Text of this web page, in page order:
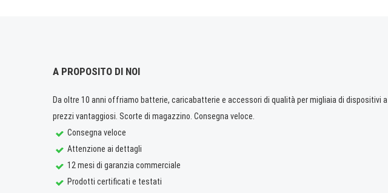
A PROPOSITO DI NOI
Da oltre 10 anni offriamo batterie, caricabatterie e accessori di qualità per migliaia di dispositivi a
prezzi vantaggiosi. Scorte di magazzino. Consegna veloce.
Consegna veloce
Attenzione ai dettagli
12 mesi di garanzia commerciale
Prodotti certificati e testati